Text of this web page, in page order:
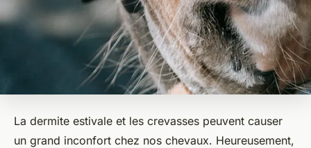
La dermite estivale et les crevasses peuvent causer
un grand inconfort chez nos chevaux. Heureusement,